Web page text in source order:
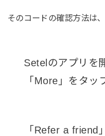
そのコードの確認方法は、
Setelのアプリを
「More」をタッ
「Refer a friend